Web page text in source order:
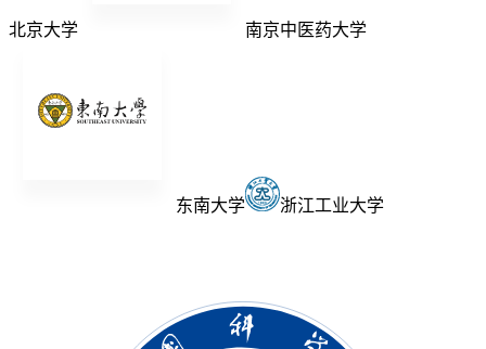
北京大学 南京中医药大学
东南大学 浙江工业大学